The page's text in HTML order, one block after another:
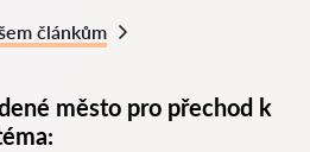
článkům
město pro přechod k